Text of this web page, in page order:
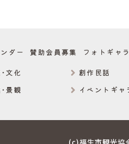
文化 創作民話
景観 イベントギャ
ダー 賛助会員募集 フォトギャ